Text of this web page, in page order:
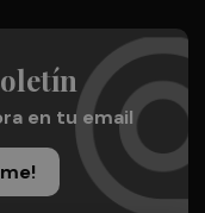
en tu email